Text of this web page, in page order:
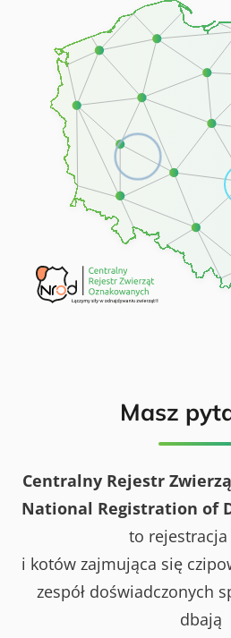
Masz
Centralny Rejestr
National Registration of
to
i kotów zajmująca się
zespół doświadczonych
dbają